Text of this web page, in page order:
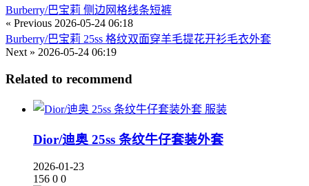
Burberry/巴宝莉 侧边网格线条短裤
« Previous 2026-05-24 06:18
Burberry/巴宝莉 25ss 格纹双面穿羊毛提花开衫毛衣外套
Next » 2026-05-24 06:19
Related to recommend
服装
Dior/迪奥 25ss 条纹牛仔套装外套
2026-01-23
156 0 0